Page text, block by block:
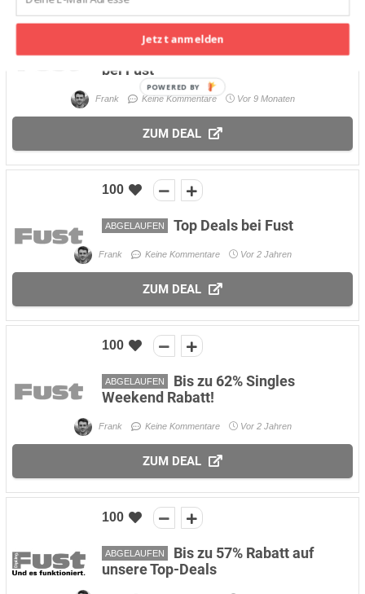
100
ABGELAUFEN
Pre Black Friday Aktionen
bei Fust
Frank Keine Kommentare Vor 9 Monaten
ZUM DEAL
100
ABGELAUFEN Top Deals bei Fust
Frank Keine Kommentare Vor 2 Jahren
ZUM DEAL
100
ABGELAUFEN
Bis zu 62% Singles
Weekend Rabatt!
Frank Keine Kommentare Vor 2 Jahren
ZUM DEAL
100
ABGELAUFEN
Bis zu 57% Rabatt auf
unsere Top-Deals
Jetzt anmelden
POWERED BY